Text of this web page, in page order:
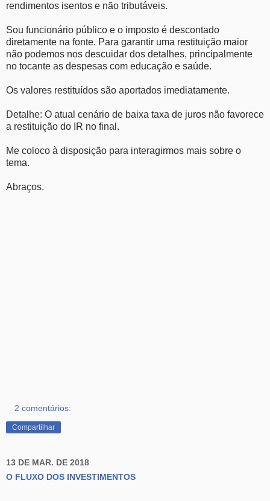
rendimentos isentos e não tributáveis.
Sou funcionário público e o imposto é descontado
diretamente na fonte. Para garantir uma restituição maior
não podemos nos descuidar dos detalhes, principalmente
no tocante as despesas com educação e saúde.
Os valores restituídos são aportados imediatamente.
Detalhe: O atual cenário de baixa taxa de juros não favorece
a restituição do IR no final.
Me coloco à disposição para interagirmos mais sobre o
tema.
Abraços.
2 comentários:
Compartilhar
13 DE MAR. DE 2018
O FLUXO DOS INVESTIMENTOS